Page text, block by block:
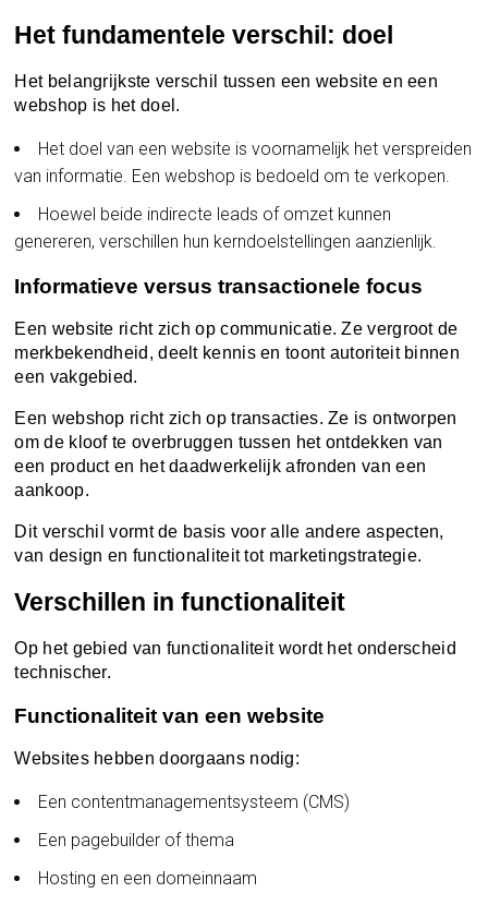
Het fundamentele verschil: doel
Het belangrijkste verschil tussen een website en een
webshop is het doel.
Het doel van een website is voornamelijk het verspreiden
van informatie. Een webshop is bedoeld om te verkopen.
Hoewel beide indirecte leads of omzet kunnen
genereren, verschillen hun kerndoelstellingen aanzienlijk.
Informatieve versus transactionele focus
Een website richt zich op communicatie. Ze vergroot de
merkbekendheid, deelt kennis en toont autoriteit binnen
een vakgebied.
Een webshop richt zich op transacties. Ze is ontworpen
om de kloof te overbruggen tussen het ontdekken van
een product en het daadwerkelijk afronden van een
aankoop.
Dit verschil vormt de basis voor alle andere aspecten,
van design en functionaliteit tot marketingstrategie.
Verschillen in functionaliteit
Op het gebied van functionaliteit wordt het onderscheid
technischer.
Functionaliteit van een website
Websites hebben doorgaans nodig:
Een contentmanagementsysteem (CMS)
Een pagebuilder of thema
Hosting en een domeinnaam